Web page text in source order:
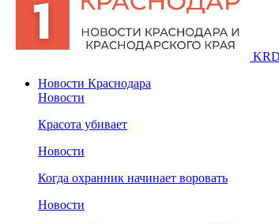
Новости Краснодара
Новости
Красота убивает
Новости
Когда охранник начинает воровать
Новости